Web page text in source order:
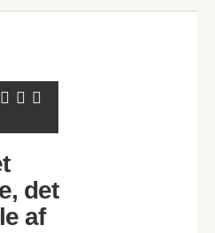
det
af